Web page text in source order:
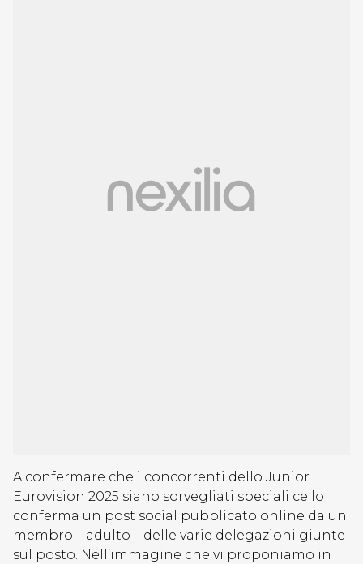
A confermare che i concorrenti dello Junior
Eurovision 2025 siano sorvegliati speciali ce lo
conferma un post social pubblicato online da un
membro – adulto – delle varie delegazioni giunte
sul posto. Nell’immagine che vi proponiamo in